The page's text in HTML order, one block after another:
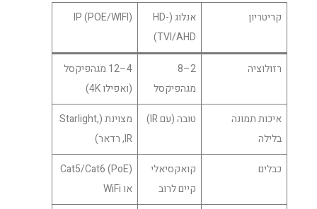
קריטריון
אנלוג (HD-
TVI/AHD)
IP (POE/WIFI)
רזולוציה
2–8
מגהפיקסל
4–12 מגהפיקסל
(ואפילו 4K)
איכות תמונה
בלילה
טובה (עם IR)
מצוינת (Starlight,
IR, רדאר)
כבלים
קואקסיאלי
קיים לרוב
Cat5/Cat6 (PoE)
או WiFi